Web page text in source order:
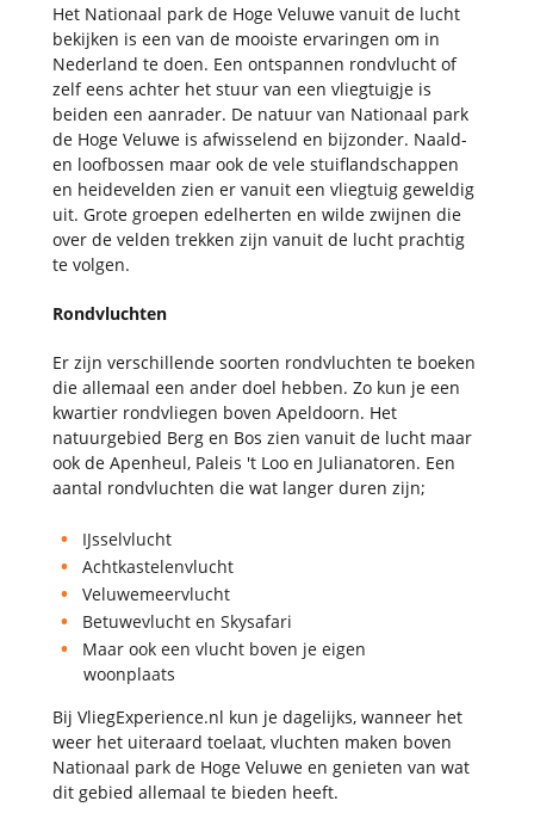
Het Nationaal park de Hoge Veluwe vanuit de lucht
bekijken is een van de mooiste ervaringen om in
Nederland te doen. Een ontspannen rondvlucht of
zelf eens achter het stuur van een vliegtuigje is
beiden een aanrader. De natuur van Nationaal park
de Hoge Veluwe is afwisselend en bijzonder. Naald-
en loofbossen maar ook de vele stuiflandschappen
en heidevelden zien er vanuit een vliegtuig geweldig
uit. Grote groepen edelherten en wilde zwijnen die
over de velden trekken zijn vanuit de lucht prachtig
te volgen.
Rondvluchten
Er zijn verschillende soorten rondvluchten te boeken
die allemaal een ander doel hebben. Zo kun je een
kwartier rondvliegen boven Apeldoorn. Het
natuurgebied Berg en Bos zien vanuit de lucht maar
ook de Apenheul, Paleis 't Loo en Julianatoren. Een
aantal rondvluchten die wat langer duren zijn;
IJsselvlucht
Achtkastelenvlucht
Veluwemeervlucht
Betuwevlucht en Skysafari
Maar ook een vlucht boven je eigen
woonplaats
Bij VliegExperience.nl kun je dagelijks, wanneer het
weer het uiteraard toelaat, vluchten maken boven
Nationaal park de Hoge Veluwe en genieten van wat
dit gebied allemaal te bieden heeft.